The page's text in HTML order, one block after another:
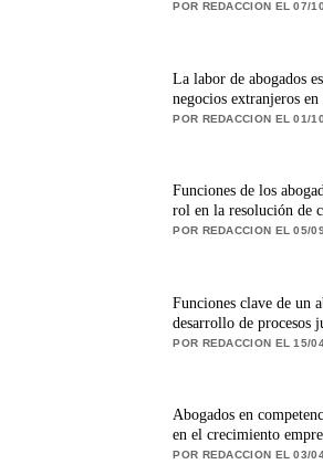
POR REDACCION EL 07/
La labor de abogados
negocios extranjeros en
POR REDACCION EL 01/
Funciones de los
rol en la resolución de
POR REDACCION EL 05/
Funciones clave de un
desarrollo de procesos
POR REDACCION EL 15/
Abogados en
en el crecimiento
POR REDACCION EL 03/